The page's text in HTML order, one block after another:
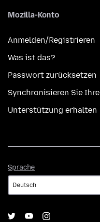
Mozilla-Konto
Anmelden/Registrieren
Was ist das?
Passwort zurücksetzen
Synchronisieren Sie
Unterstützung erhalten
Sprache